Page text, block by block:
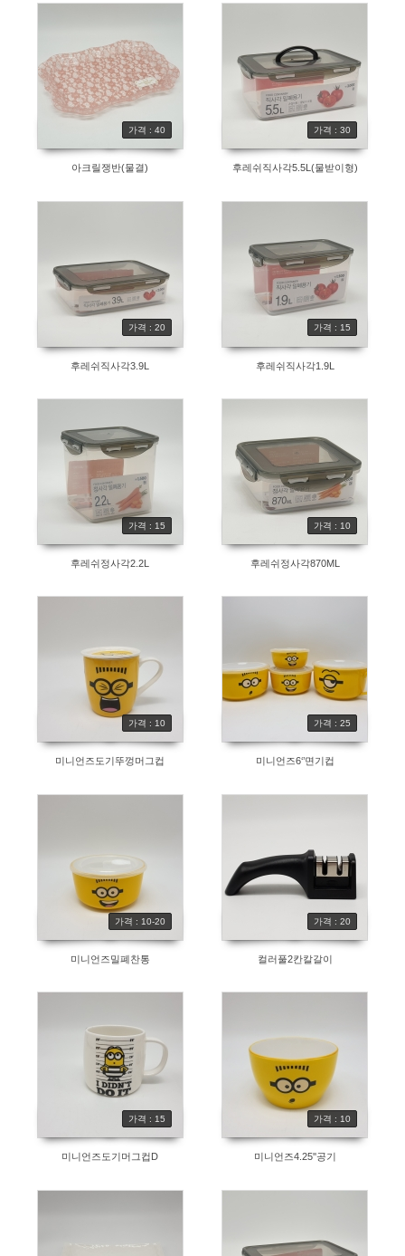
가격 : 40
아크릴쟁반(물결)
가격 : 30
후레쉬직사각5.5L(물받이형)
가격 : 20
후레쉬직사각3.9L
가격 : 15
후레쉬직사각1.9L
가격 : 15
후레쉬정사각2.2L
가격 : 10
후레쉬정사각870ML
가격 : 10
미니언즈도기뚜껑머그컵
가격 : 25
미니언즈6‘’면기컵
가격 : 10-20
미니언즈밀폐찬통
가격 : 20
컬러풀2칸칼갈이
가격 : 15
미니언즈도기머그컵D
가격 : 10
미니언즈4.25''공기